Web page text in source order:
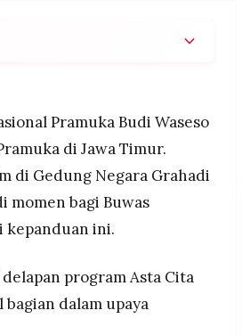
dalam mengedukasi
komitmen pada Pramuka
terbarukan dengan melibatkan
Pramuka Budi Waseso
di Jawa Timur.
di Gedung Negara Grahadi
momen bagi Buwas
kepanduan ini.
program Asta Cita
dalam upaya